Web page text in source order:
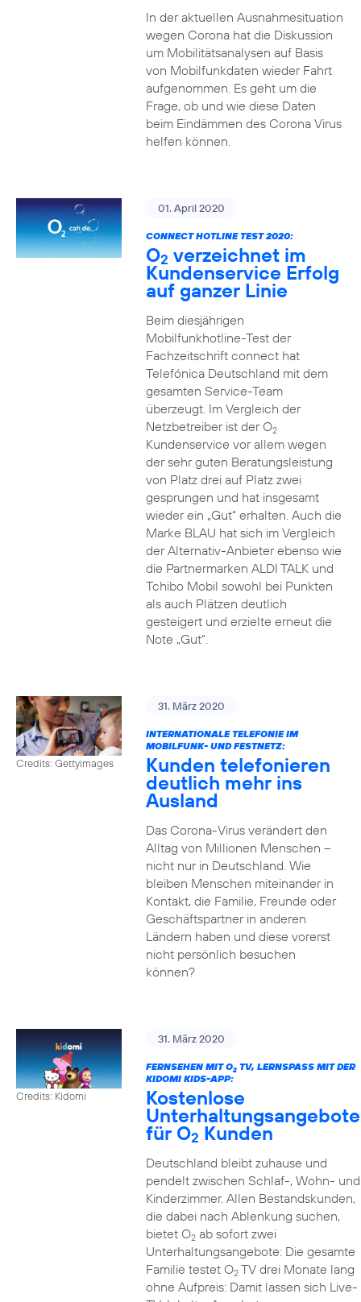
In der aktuellen Ausnahmesituation
wegen Corona hat die Diskussion
um Mobilitätsanalysen auf Basis
von Mobilfunkdaten wieder Fahrt
aufgenommen. Es geht um die
Frage, ob und wie diese Daten
beim Eindämmen des Corona Virus
helfen können.
01. April 2020
CONNECT HOTLINE TEST 2020:
O2 verzeichnet im
Kundenservice Erfolg
auf ganzer Linie
Beim diesjährigen
Mobilfunkhotline-Test der
Fachzeitschrift connect hat
Telefónica Deutschland mit dem
gesamten Service-Team
überzeugt. Im Vergleich der
Netzbetreiber ist der O2
Kundenservice vor allem wegen
der sehr guten Beratungsleistung
von Platz drei auf Platz zwei
gesprungen und hat insgesamt
wieder ein „Gut“ erhalten. Auch die
Marke BLAU hat sich im Vergleich
der Alternativ-Anbieter ebenso wie
die Partnermarken ALDI TALK und
Tchibo Mobil sowohl bei Punkten
als auch Plätzen deutlich
gesteigert und erzielte erneut die
Note „Gut“.
Credits: Gettyimages
31. März 2020
INTERNATIONALE TELEFONIE IM
MOBILFUNK- UND FESTNETZ:
Kunden telefonieren
deutlich mehr ins
Ausland
Das Corona-Virus verändert den
Alltag von Millionen Menschen –
nicht nur in Deutschland. Wie
bleiben Menschen miteinander in
Kontakt, die Familie, Freunde oder
Geschäftspartner in anderen
Ländern haben und diese vorerst
nicht persönlich besuchen
können?
Credits: Kidomi
31. März 2020
FERNSEHEN MIT O2TV, LERNSPASS MIT DER K
IDOMI KIDS-APP:
Kostenlose
Unterhaltungsangebote
für O2 Kunden
Deutschland bleibt zuhause und
pendelt zwischen Schlaf-, Wohn- und
Kinderzimmer. Allen Bestandskunden,
die dabei nach Ablenkung suchen,
bietet O2ab sofort zwei
Unterhaltungsangebote: Die gesamte
Familie testet O2TV drei Monate lang
ohne Aufpreis: Damit lassen sich Live-